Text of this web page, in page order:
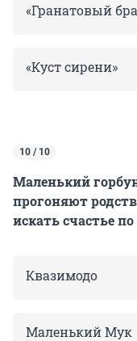
«Гранатовый
«Куст сирени»
10 / 10
Маленький
прогоняют
искать счастье
Квазимодо
Маленький Мук